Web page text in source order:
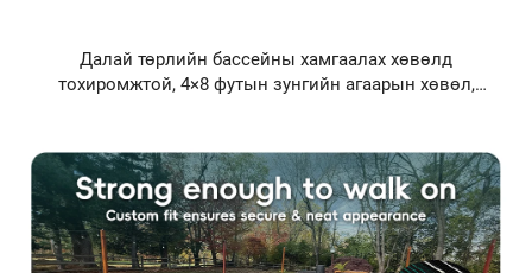
Далай төрлийн бассейны хамгаалах хөвөлд
тохиромжтой, 4×8 футын зунгийн агаарын хөвөл,
бүсгүйцүүлж бүсгүйцүүлж бүсгүйцүүлж бүсгүйцүүлж
бүсгүйцүүлж бүсгүйцүүлж бүсгүйцүүлж бүсгүйцүүлж
бүсгүйцүүлж бүсгүйцүүлж бүсгүйцүүлж бүсгүйцүүлж
бүсгүйцүүлж бүсгүйцүүлж бүсгүйцүүлж бүсгүйцүүлж
бүсгүйцүүлж бүсгүйцүүлж бүсгүйцүүлж бүсгүйцүүлж